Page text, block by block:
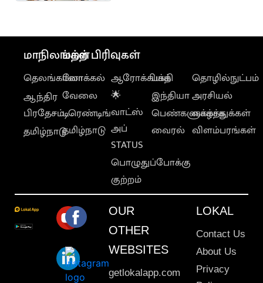
மாநிலங்கள்
தெலங்கானா
ஆந்திர
பிரதேசம்
தமிழ்நாடு
மற்ற பிரிவுகள்
லோக்கல்
வேலை
டிரெண்டிங்
தமிழ்நாடு
ஆரோக்கியம்
🌟
வாட்ஸ்
அப்
STATUS
பொழுதுப்போக்கு
குற்றம்
பக்தி
இந்தியா
பெண்களுக்காக
வைரல்
தொழில்நுட்பம்
அரசியல்
வாழ்த்துக்கள்
விளம்பரங்கள்
OUR
OTHER
WEBSITES
getlokalapp.com
LOKAL
Contact Us
About Us
Privacy